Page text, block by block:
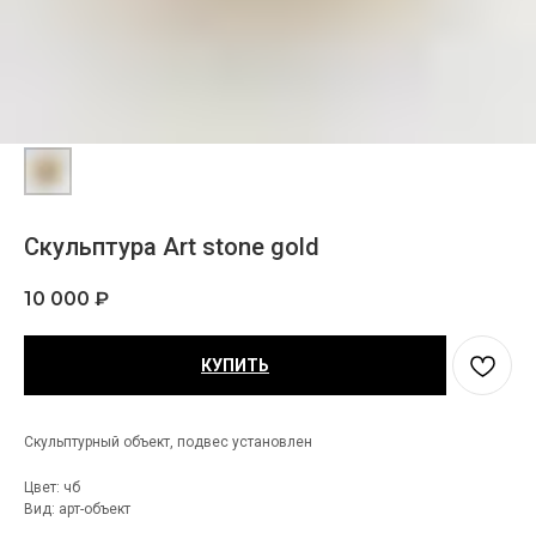
Скульптура Art stone gold
10 000 ₽
КУПИТЬ
Скульптурный объект, подвес установлен
Цвет: чб
Вид: арт-объект